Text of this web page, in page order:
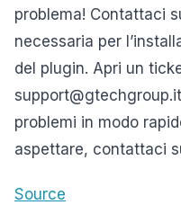
problema! Contattaci
necessaria per
del plugin. Apri un
problemi in modo
aspettare, contattaci
Source